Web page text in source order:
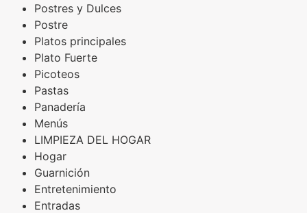
Postres y Dulces
Postre
Platos principales
Plato Fuerte
Picoteos
Pastas
Panadería
Menús
LIMPIEZA DEL HOGAR
Hogar
Guarnición
Entretenimiento
Entradas